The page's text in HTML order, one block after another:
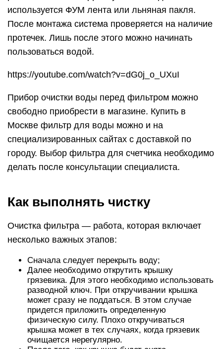
используется ФУМ лента или льняная пакля.
После монтажа система проверяется на наличие
протечек. Лишь после этого можно начинать
пользоваться водой.
https://youtube.com/watch?v=dG0j_o_UXuI
Прибор очистки воды перед фильтром можно
свободно приобрести в магазине. Купить в
Москве фильтр для воды можно и на
специализированных сайтах с доставкой по
городу. Выбор фильтра для счетчика необходимо
делать после консультации специалиста.
Как выполнять чистку
Очистка фильтра — работа, которая включает
несколько важных этапов:
Сначала следует перекрыть воду;
Далее необходимо открутить крышку
грязевика. Для этого необходимо использовать
разводной ключ. При откручивании крышка
может сразу не поддаться. В этом случае
придется приложить определенную
физическую силу. Плохо откручиваться
крышка может в тех случаях, когда грязевик
очищается нерегулярно.